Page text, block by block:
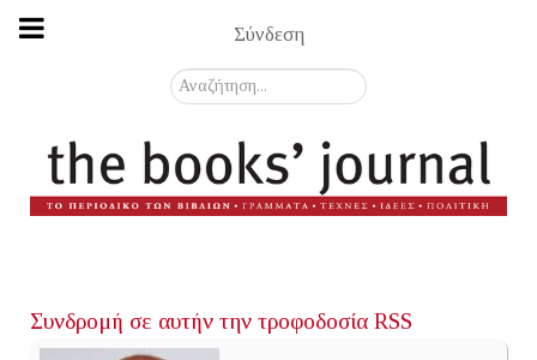
Σύνδεση
Αναζήτηση...
Συνδρομή σε αυτήν την τροφοδοσία RSS